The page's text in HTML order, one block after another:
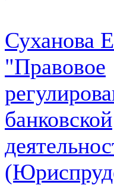
Суханова
"Правовое
банковской